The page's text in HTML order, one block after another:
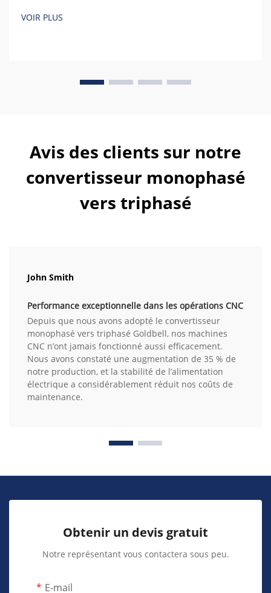
VOIR PLUS
Avis des clients sur notre
convertisseur monophasé
vers triphasé
John Smith
Performance exceptionnelle dans les opérations CNC
Depuis que nous avons adopté le convertisseur
monophasé vers triphasé Goldbell, nos machines
CNC n’ont jamais fonctionné aussi efficacement.
Nous avons constaté une augmentation de 35 % de
notre production, et la stabilité de l’alimentation
électrique a considérablement réduit nos coûts de
maintenance.
Obtenir un devis gratuit
Notre représentant vous contactera sous peu.
E-mail